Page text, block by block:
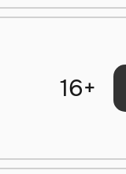
16+